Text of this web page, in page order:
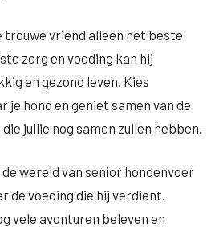
trouwe vriend alleen het beste
zorg en voeding kan hij
en gezond leven. Kies
je hond en geniet samen van de
jullie nog samen zullen hebben.
wereld van senior hondenvoer
de voeding die hij verdient.
vele avonturen beleven en